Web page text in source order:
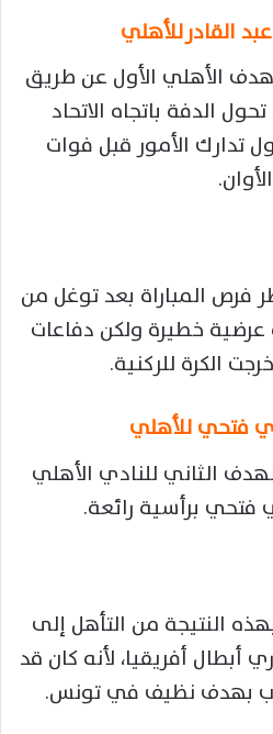
القادرللأهلي
عن هدف الأهلي الأول عن طريق
الدفة باتجاه الاتحاد
تدارك الأمور قبل فوات
الأوان.
أخطر فرص المباراة بعد توغل من
خطيرة ولكن دفاعات
الكرة للركنية.
فتحي للأهلي
43 جاء الهدف الثاني للنادي الأهلي
برأسية رائعة.
النتيجة من التأهل إلى
أفريقيا، لأنه كان قد
بهدف نظيف في تونس.